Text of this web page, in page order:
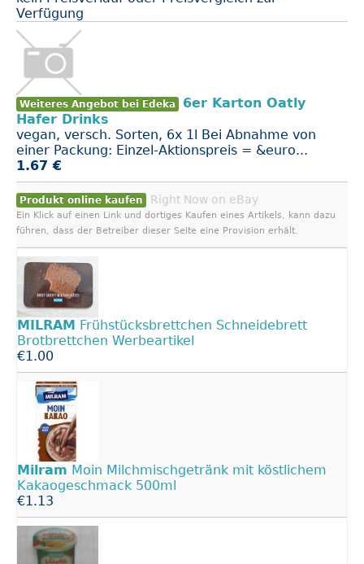
Verfügung
Weiteres Angebot bei Edeka
6er Karton Oatly
Hafer Drinks
vegan, versch. Sorten, 6x 1l Bei Abnahme von
einer Packung: Einzel-Aktionspreis = &euro...
1.67 €
Produkt online kaufen Right Now on eBay
Ein Klick auf einen Link und dortiges Kaufen eines Artikels, kann dazu
führen, dass der Betreiber dieser Seite eine Provision erhält.
MILRAM Frühstücksbrettchen Schneidebrett
Brotbrettchen Werbeartikel
€1.00
Milram Moin Milchmischgetränk mit köstlichem
Kakaogeschmack 500ml
€1.13